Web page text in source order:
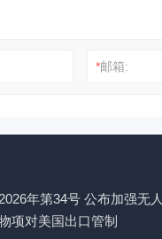
*邮箱:
年第34号 公布加强无人
项对美国出口管制